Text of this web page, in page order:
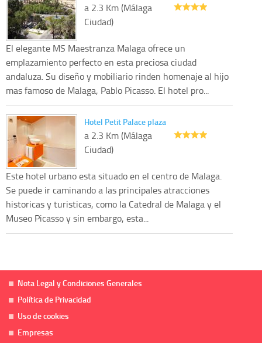
a 2.3 Km (Málaga
Ciudad)
El elegante MS Maestranza Malaga ofrece un
emplazamiento perfecto en esta preciosa ciudad
andaluza. Su diseño y mobiliario rinden homenaje al hijo
mas famoso de Malaga, Pablo Picasso. El hotel pro...
Hotel Petit Palace plaza
a 2.3 Km (Málaga
Ciudad)
Este hotel urbano esta situado en el centro de Malaga.
Se puede ir caminando a las principales atracciones
historicas y turisticas, como la Catedral de Malaga y el
Museo Picasso y sin embargo, esta...
Nota Legal y Condiciones Generales
Política de Privacidad
Uso de cookies
Empresas